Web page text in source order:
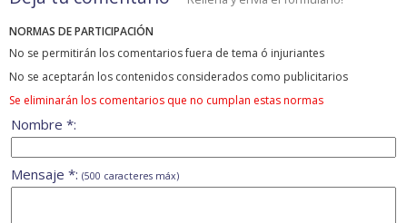
NORMAS DE PARTICIPACIÓN
No se permitirán los comentarios fuera de tema ó injuriantes
No se aceptarán los contenidos considerados como publicitarios
Se eliminarán los comentarios que no cumplan estas normas
Nombre *:
Mensaje *: (500 caracteres máx)